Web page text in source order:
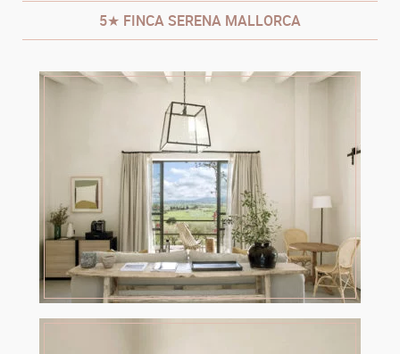
5★ FINCA SERENA MALLORCA